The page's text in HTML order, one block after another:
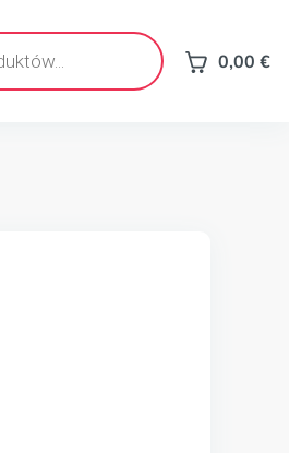
0,00 €